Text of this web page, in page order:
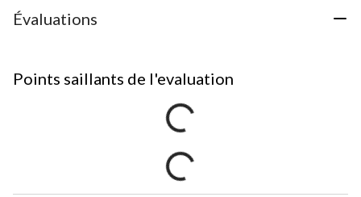
Évaluations
Points saillants de l'evaluation